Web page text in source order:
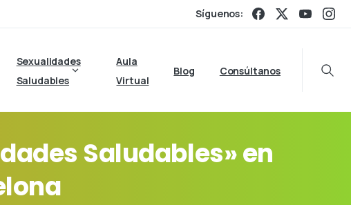
Síguenos:
Sexualidades
Saludables
Aula
Virtual
Blog Consúltanos
Saludables»en